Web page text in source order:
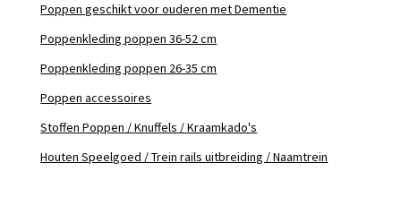
Poppen geschikt voor ouderen met Dementie
Poppenkleding poppen 36-52 cm
Poppenkleding poppen 26-35 cm
Poppen accessoires
Stoffen Poppen / Knuffels / Kraamkado's
Houten Speelgoed / Trein rails uitbreiding / Naamtrein